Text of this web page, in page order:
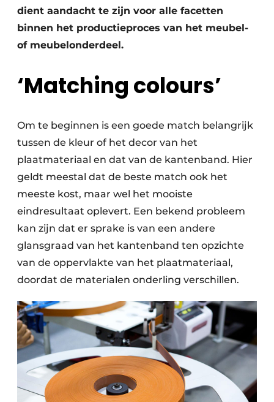
dient aandacht te zijn voor alle facetten
binnen het productieproces van het meubel-
of meubelonderdeel.
‘Matching colours’
Om te beginnen is een goede match belangrijk
tussen de kleur of het decor van het
plaatmateriaal en dat van de kantenband. Hier
geldt meestal dat de beste match ook het
meeste kost, maar wel het mooiste
eindresultaat oplevert. Een bekend probleem
kan zijn dat er sprake is van een andere
glansgraad van het kantenband ten opzichte
van de oppervlakte van het plaatmateriaal,
doordat de materialen onderling verschillen.